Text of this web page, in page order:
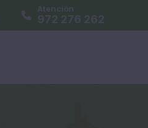
Atención
972 276 262